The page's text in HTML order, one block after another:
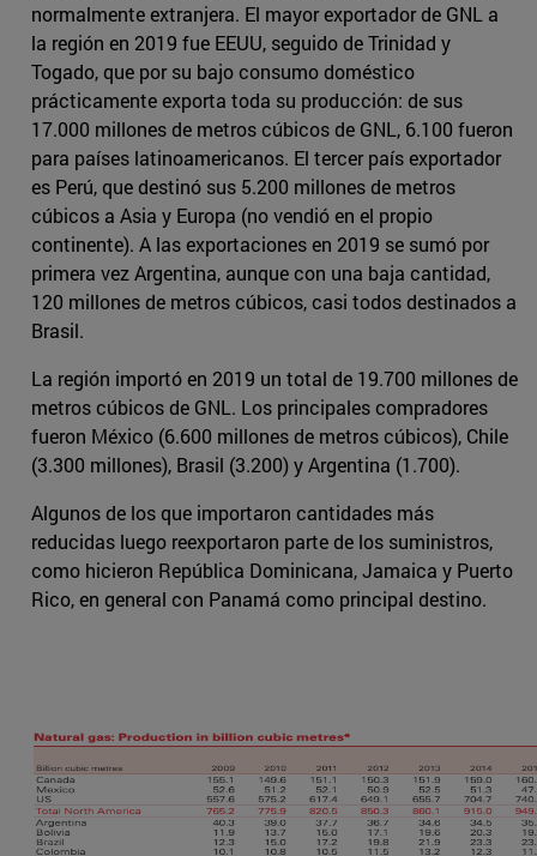
normalmente extranjera. El mayor exportador de GNL a
la región en 2019 fue EEUU, seguido de Trinidad y
Togado, que por su bajo consumo doméstico
prácticamente exporta toda su producción: de sus
17.000 millones de metros cúbicos de GNL, 6.100 fueron
para países latinoamericanos. El tercer país exportador
es Perú, que destinó sus 5.200 millones de metros
cúbicos a Asia y Europa (no vendió en el propio
continente). A las exportaciones en 2019 se sumó por
primera vez Argentina, aunque con una baja cantidad,
120 millones de metros cúbicos, casi todos destinados a
Brasil.
La región importó en 2019 un total de 19.700 millones de
metros cúbicos de GNL. Los principales compradores
fueron México (6.600 millones de metros cúbicos), Chile
(3.300 millones), Brasil (3.200) y Argentina (1.700).
Algunos de los que importaron cantidades más
reducidas luego reexportaron parte de los suministros,
como hicieron República Dominicana, Jamaica y Puerto
Rico, en general con Panamá como principal destino.